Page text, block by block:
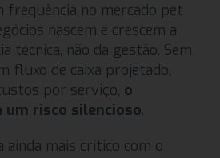
frequência no mercado pet
nascem e crescem a
técnica, não da gestão. Sem
fluxo de caixa projetado,
por serviço, o
um risco silencioso.
ainda mais crítico com o